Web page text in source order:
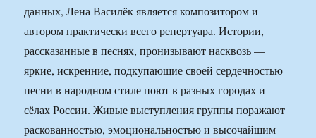
данных, Лена Василёк является композитором и
автором практически всего репертуара. Истории,
рассказанные в песнях, пронизывают насквозь —
яркие, искренние, подкупающие своей сердечностью
песни в народном стиле поют в разных городах и
сёлах России. Живые выступления группы поражают
раскованностью, эмоциональностью и высочайшим